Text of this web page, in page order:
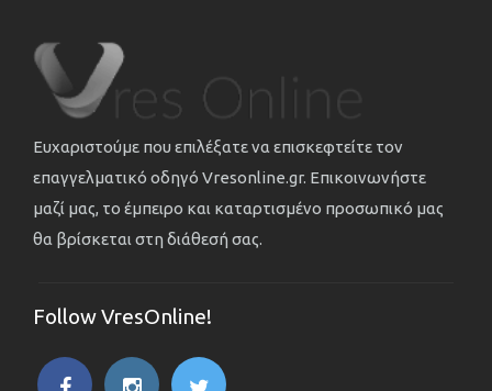
Ευχαριστούμε που επιλέξατε να επισκεφτείτε τον
επαγγελματικό οδηγό Vresonline.gr. Επικοινωνήστε
μαζί μας, το έμπειρο και καταρτισμένο προσωπικό μας
θα βρίσκεται στη διάθεσή σας.
Follow VresOnline!